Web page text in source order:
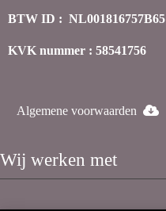
BTW ID : NL001816757B65
KVK nummer : 58541756
Algemene voorwaarden
Wij werken met